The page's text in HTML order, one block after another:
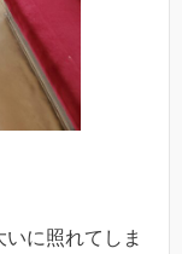
に照れてしま